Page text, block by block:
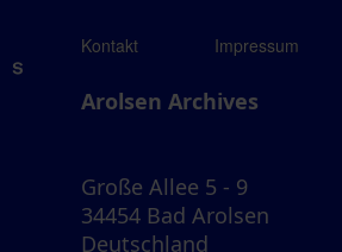
Kontakt Impressum
Arolsen Archives
Große Allee 5 - 9
34454 Bad Arolsen
Deutschland